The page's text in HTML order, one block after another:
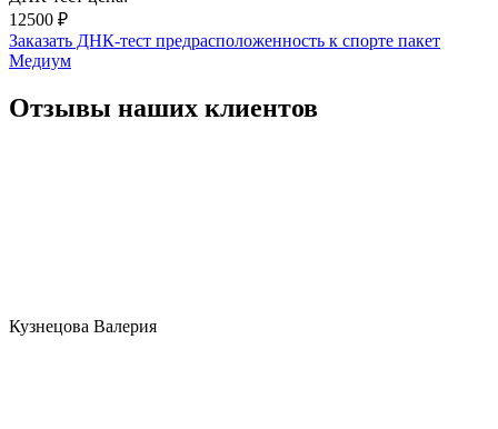
12500 ₽
Заказать ДНК-тест предрасположенность к спорте пакет
Медиум
Отзывы наших клиентов
Кузнецова Валерия